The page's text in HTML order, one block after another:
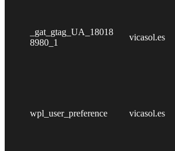
_gat_gtag_UA_18018
8980_1
vicasol.es
wpl_user_preference vicasol.es